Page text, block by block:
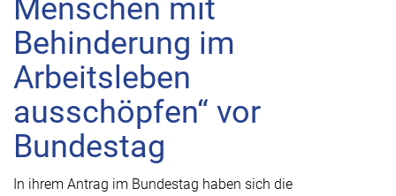
Menschen mit
Behinderung im
Arbeitsleben
ausschöpfen“ vor
Bundestag
In ihrem Antrag im Bundestag haben sich die